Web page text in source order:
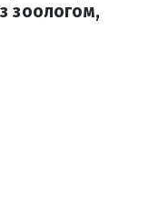
зоологом,